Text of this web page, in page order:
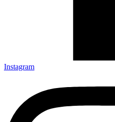
Instagram